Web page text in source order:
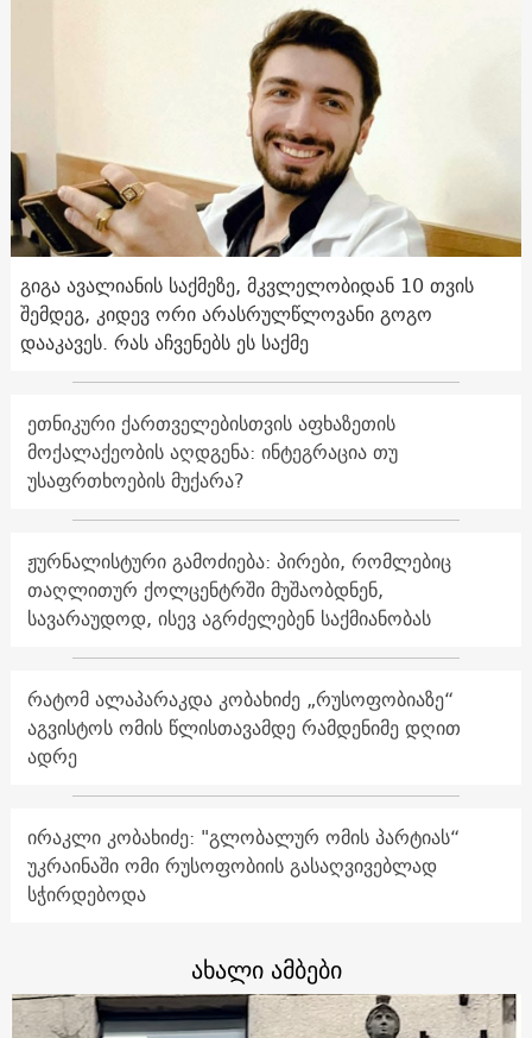
გიგა ავალიანის საქმეზე, მკვლელობიდან 10 თვის
შემდეგ, კიდევ ორი არასრულწლოვანი გოგო
დააკავეს. რას აჩვენებს ეს საქმე
ეთნიკური ქართველებისთვის აფხაზეთის
მოქალაქეობის აღდგენა: ინტეგრაცია თუ
უსაფრთხოების მუქარა?
ჟურნალისტური გამოძიება: პირები, რომლებიც
თაღლითურ ქოლცენტრში მუშაობდნენ,
სავარაუდოდ, ისევ აგრძელებენ საქმიანობას
რატომ ალაპარაკდა კობახიძე „რუსოფობიაზე“
აგვისტოს ომის წლისთავამდე რამდენიმე დღით
ადრე
ირაკლი კობახიძე: "გლობალურ ომის პარტიას“
უკრაინაში ომი რუსოფობიის გასაღვივებლად
სჭირდებოდა
ახალი ამბები